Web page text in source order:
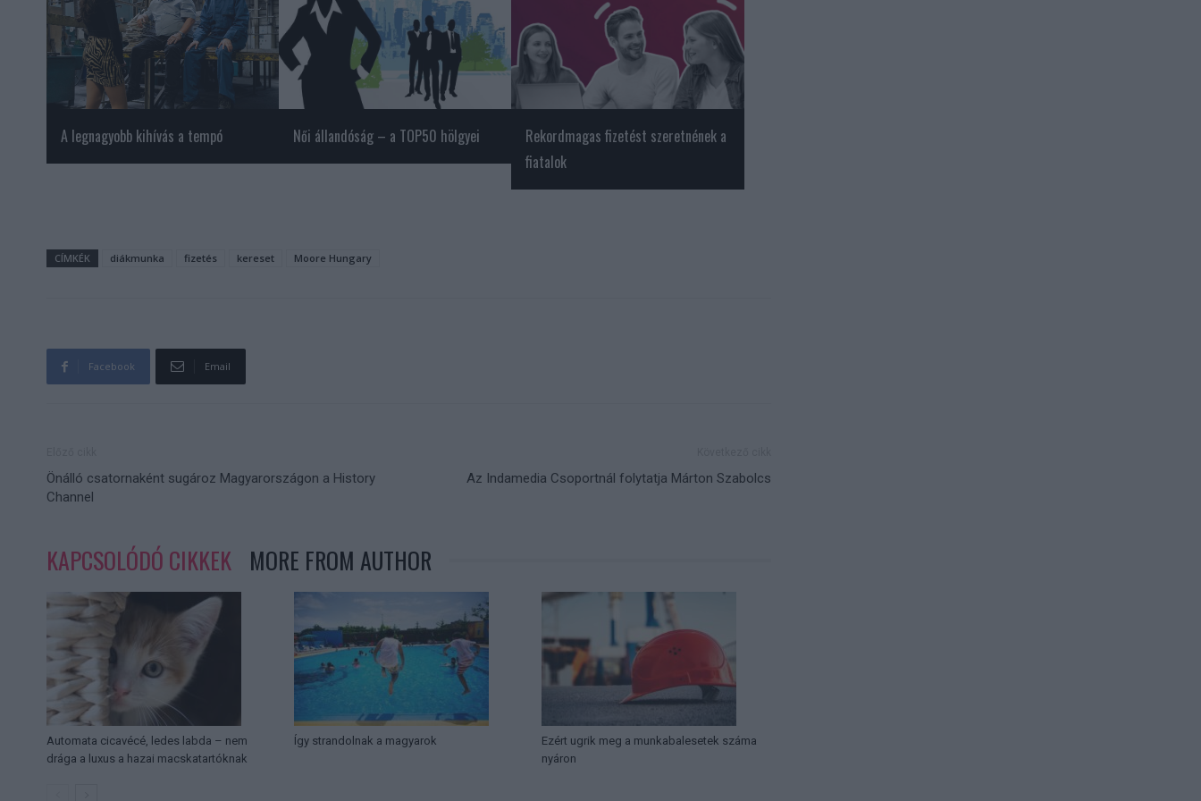
A legnagyobb kihívás a tempó Női állandóság – a TOP50 hölgyei
Rekordmagas fizetést szeretnének a
fiatalok
CÍMKÉK diákmunka fizetés kereset Moore Hungary
Facebook Email
Önálló csatornaként sugároz Magyarországon a History
Channel
Az Indamedia Csoportnál folytatja Márton Szabolcs
KAPCSOLÓDÓ CIKKEK MORE FROM AUTHOR
Automata cicavécé, ledes labda – nem
drága a luxus a hazai macskatartóknak
Így strandolnak a magyarok
Ezért ugrik meg a munkabalesetek száma
nyáron